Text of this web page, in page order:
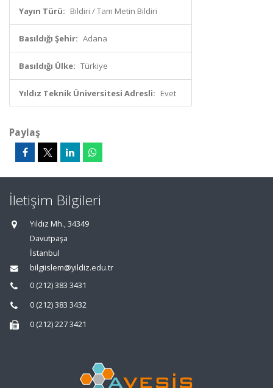
Yayın Türü: Bildiri / Tam Metin Bildiri
Basıldığı Şehir: Adana
Basıldığı Ülke: Türkiye
Yıldız Teknik Üniversitesi Adresli: Evet
Paylaş
İletişim Bilgileri
Yıldız Mh., 34349
Davutpaşa
İstanbul
bilgiislem@yildiz.edu.tr
0 (212) 383 3431
0 (212) 383 3432
0 (212) 227 3421